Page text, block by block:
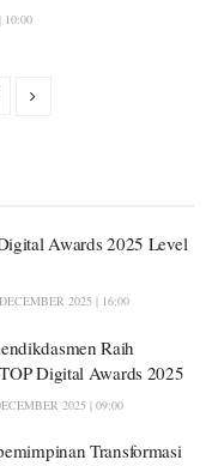
10:00
Awards 2025 Level
2025 | 16:00
Raih
Digital Awards 2025
2025 | 09:00
Transformasi